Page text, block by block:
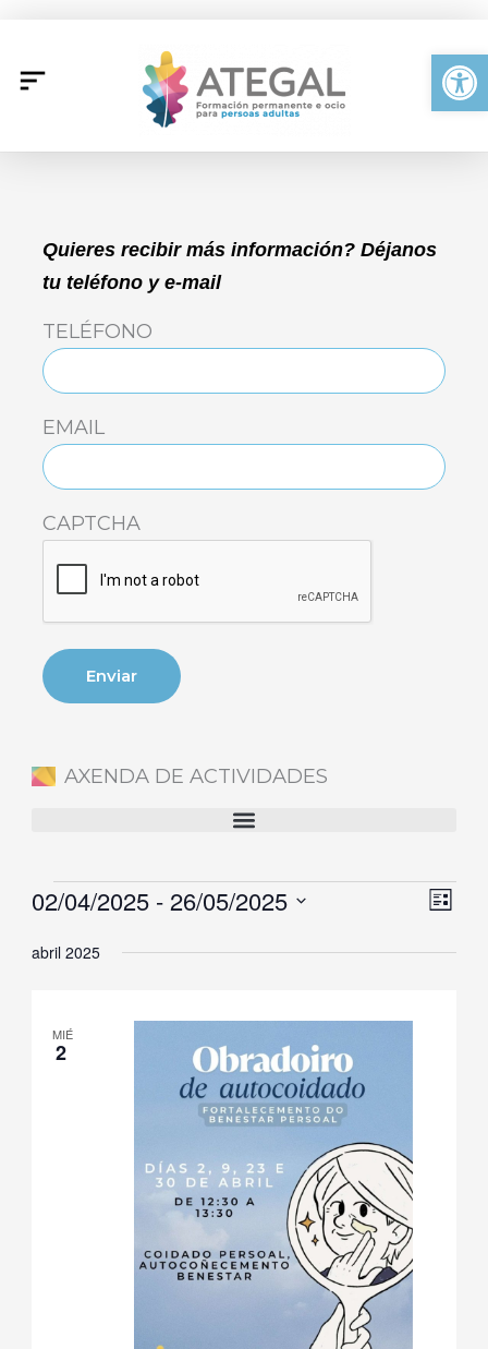
contenido
Quieres recibir más información? Déjanos
tu teléfono y e-mail
TELÉFONO
EMAIL
CAPTCHA
AXENDA DE ACTIVIDADES
Eventos
Lista
02/04/2025 - 26/05/2025
la
abril 2025
MIÉ
2